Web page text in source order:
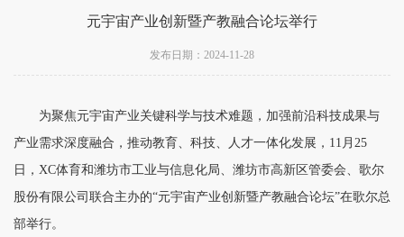
元宇宙产业创新暨产教融合论坛举行
发布日期：2024-11-28
为聚焦元宇宙产业关键科学与技术难题，加强前沿科技成果与
产业需求深度融合，推动教育、科技、人才一体化发展，11月25
日，XC体育和潍坊市工业与信息化局、潍坊市高新区管委会、歌尔
股份有限公司联合主办的“元宇宙产业创新暨产教融合论坛”在歌尔总
部举行。